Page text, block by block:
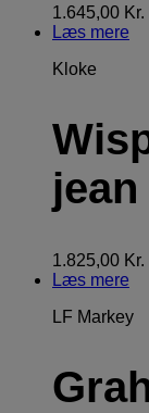
1.645,00 Kr.
Læs mere
Kloke
jean
1.825,00 Kr.
Læs mere
LF Markey